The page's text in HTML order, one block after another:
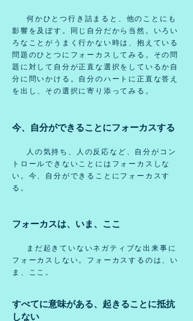
何かひとつ行き詰まると、他のことにも
影響を及ぼす。同じ自分だから当然。いろい
ろなことがうまく行かない時は、抱えている
問題のひとつにフォーカスしてみる。その問
題に対して自分が正直な選択をしているか自
分に問いかける。自分のハートに正直な答え
を出し、その選択に寄り添ってみる。
今、自分ができることにフォーカスする
人の気持ち、人の反応など、自分がコン
トロールできないことにはフォーカスしな
い。今、自分ができることにフォーカスす
る。
フォーカスは、いま、ここ
まだ起きていないネガティブな出来事に
フォーカスしない。フォーカスするのは、い
ま、ここ。
すべてに意味がある、起きることに抵抗
しない